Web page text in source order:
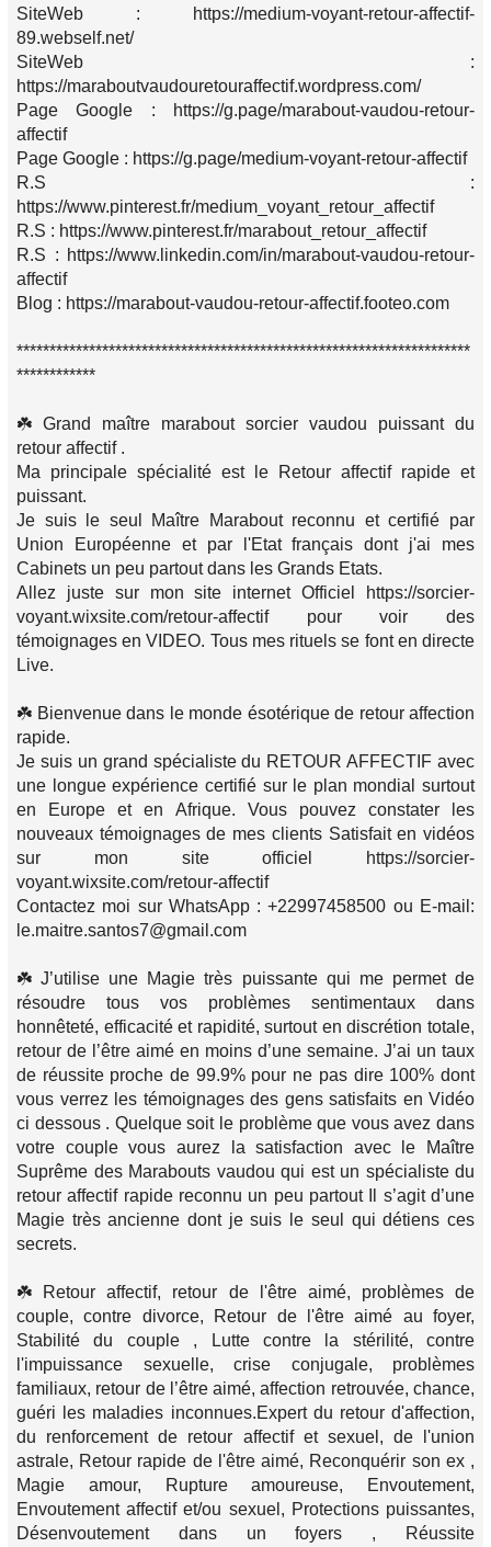
SiteWeb : https://medium-voyant-retour-affectif-
89.webself.net/
SiteWeb :
https://maraboutvaudouretouraffectif.wordpress.com/
Page Google : https://g.page/marabout-vaudou-retour-
affectif
Page Google : https://g.page/medium-voyant-retour-affectif
R.S :
https://www.pinterest.fr/medium_voyant_retour_affectif
R.S : https://www.pinterest.fr/marabout_retour_affectif
R.S : https://www.linkedin.com/in/marabout-vaudou-retour-
affectif
Blog : https://marabout-vaudou-retour-affectif.footeo.com
*********************************************************************
************
☘️ Grand maître marabout sorcier vaudou puissant du
retour affectif .
Ma principale spécialité est le Retour affectif rapide et
puissant.
Je suis le seul Maître Marabout reconnu et certifié par
Union Européenne et par l'Etat français dont j'ai mes
Cabinets un peu partout dans les Grands Etats.
Allez juste sur mon site internet Officiel https://sorcier-
voyant.wixsite.com/retour-affectif pour voir des
témoignages en VIDEO. Tous mes rituels se font en directe
Live.
☘️ Bienvenue dans le monde ésotérique de retour affection
rapide.
Je suis un grand spécialiste du RETOUR AFFECTIF avec
une longue expérience certifié sur le plan mondial surtout
en Europe et en Afrique. Vous pouvez constater les
nouveaux témoignages de mes clients Satisfait en vidéos
sur mon site officiel https://sorcier-
voyant.wixsite.com/retour-affectif
Contactez moi sur WhatsApp : +22997458500 ou E-mail:
le.maitre.santos7@gmail.com
☘️ J’utilise une Magie très puissante qui me permet de
résoudre tous vos problèmes sentimentaux dans
honnêteté, efficacité et rapidité, surtout en discrétion totale,
retour de l’être aimé en moins d’une semaine. J’ai un taux
de réussite proche de 99.9% pour ne pas dire 100% dont
vous verrez les témoignages des gens satisfaits en Vidéo
ci dessous . Quelque soit le problème que vous avez dans
votre couple vous aurez la satisfaction avec le Maître
Suprême des Marabouts vaudou qui est un spécialiste du
retour affectif rapide reconnu un peu partout Il s’agit d’une
Magie très ancienne dont je suis le seul qui détiens ces
secrets.
☘️ Retour affectif, retour de l'être aimé, problèmes de
couple, contre divorce, Retour de l'être aimé au foyer,
Stabilité du couple , Lutte contre la stérilité, contre
l'impuissance sexuelle, crise conjugale, problèmes
familiaux, retour de l’être aimé, affection retrouvée, chance,
guéri les maladies inconnues.Expert du retour d'affection,
du renforcement de retour affectif et sexuel, de l'union
astrale, Retour rapide de l'être aimé, Reconquérir son ex ,
Magie amour, Rupture amoureuse, Envoutement,
Envoutement affectif et/ou sexuel, Protections puissantes,
Désenvoutement dans un foyers , Réussite